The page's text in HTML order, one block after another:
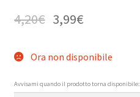
4,20€ 3,99€
Ora non disponibile
Avvisami quando il prodotto torna disponibile: